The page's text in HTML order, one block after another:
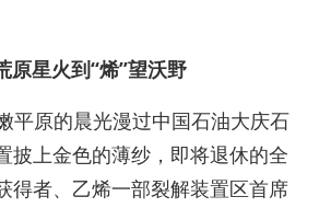
原星火到“烯”望沃野
平原的晨光漫过中国石油大庆石
披上金色的薄纱，即将退休的全
得者、乙烯一部裂解装置区首席